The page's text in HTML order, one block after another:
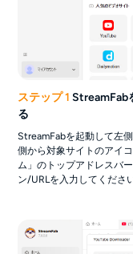
ステップ 1 StreamFab
る
StreamFabを起動して左
側から対象サイトのアイ
ム」のトップアドレスバ
ン/URLを入力してください